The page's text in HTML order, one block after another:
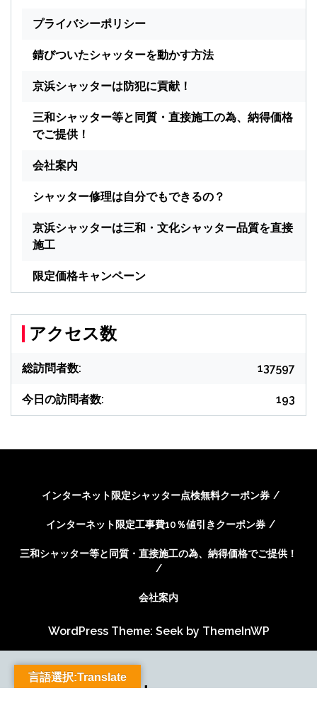
プライバシーポリシー
錆びついたシャッターを動かす方法
京浜シャッターは防犯に貢献！
三和シャッター等と同質・直接施工の為、納得価格
でご提供！
会社案内
シャッター修理は自分でもできるの？
京浜シャッターは三和・文化シャッター品質を直接
施工
限定価格キャンペーン
アクセス数
137597
総訪問者数:
193
今日の訪問者数:
インターネット限定シャッター点検無料クーポン券
インターネット限定工事費10％値引きクーポン券
三和シャッター等と同質・直接施工の為、納得価格でご提供！
会社案内
WordPress Theme: Seek by ThemeInWP
Subscribe US Now
言語選択:Translate